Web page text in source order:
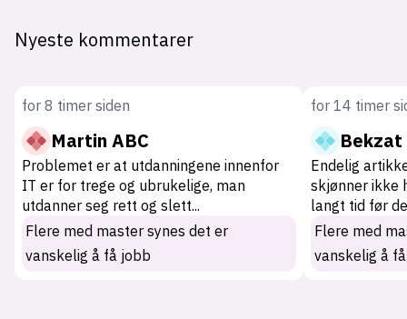
Nyeste kommentarer
for 8 timer siden
Martin ABC
Problemet er at utdanningene innenfor
IT er for trege og ubrukelige, man
utdanner seg rett og slett...
Flere med master synes det er
vanskelig å få jobb
for 14 timer
Endelig
skjønner ikke
langt tid før
Flere med
vanskelig å